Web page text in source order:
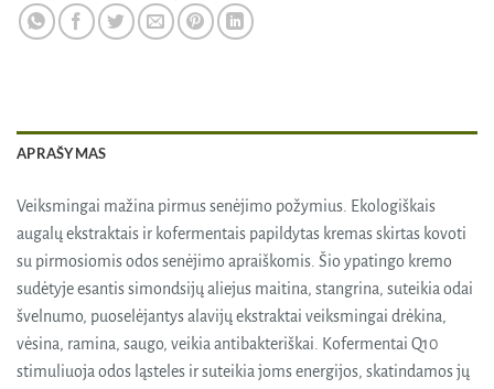
APRAŠYMAS
Veiksmingai mažina pirmus senėjimo požymius. Ekologiškais
augalų ekstraktais ir kofermentais papildytas kremas skirtas kovoti
su pirmosiomis odos senėjimo apraiškomis. Šio ypatingo kremo
sudėtyje esantis simondsijų aliejus maitina, stangrina, suteikia odai
švelnumo, puoselėjantys alavijų ekstraktai veiksmingai drėkina,
vėsina, ramina, saugo, veikia antibakteriškai. Kofermentai Q10
stimuliuoja odos ląsteles ir suteikia joms energijos, skatindamos jų